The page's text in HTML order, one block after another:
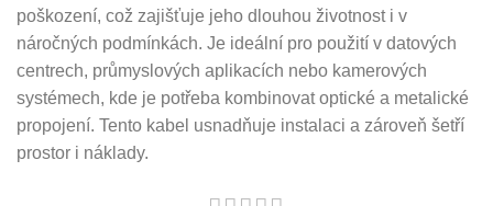
poškození, což zajišťuje jeho dlouhou životnost i v
náročných podmínkách. Je ideální pro použití v datových
centrech, průmyslových aplikacích nebo kamerových
systémech, kde je potřeba kombinovat optické a metalické
propojení. Tento kabel usnadňuje instalaci a zároveň šetří
prostor i náklady.